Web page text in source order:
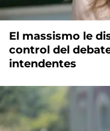
El massismo le
control del
intendentes